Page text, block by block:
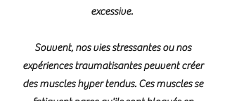
excessive.
Souvent, nos vies stressantes ou nos
expériences traumatisantes peuvent créer
des muscles hyper tendus. Ces muscles se